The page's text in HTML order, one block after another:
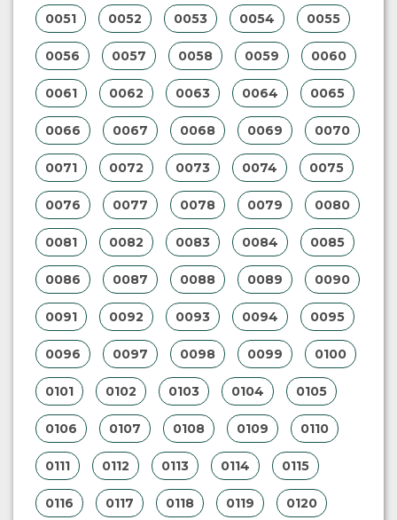
0051 0052 0053 0054 0055
0056 0057 0058 0059 0060
0061 0062 0063 0064 0065
0066 0067 0068 0069 0070
0071 0072 0073 0074 0075
0076 0077 0078 0079 0080
0081 0082 0083 0084 0085
0086 0087 0088 0089 0090
0091 0092 0093 0094 0095
0096 0097 0098 0099 0100
0101 0102 0103 0104 0105
0106 0107 0108 0109 0110
0111 0112 0113 0114 0115
0116 0117 0118 0119 0120